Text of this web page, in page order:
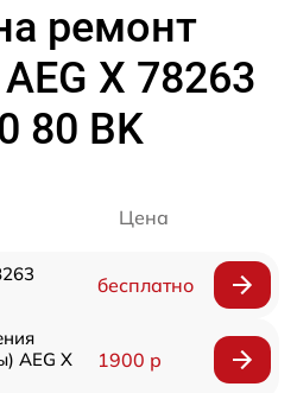
ремонт
X 78263
80 BK
Цена
бесплатно
AEG X
1900 р